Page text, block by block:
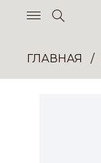
ГЛАВНАЯ